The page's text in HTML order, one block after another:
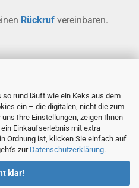
rund läuft wie ein Keks aus dem
ein – die digitalen, nicht die zum
Ihre Einstellungen, zeigen Ihnen
Einkaufserlebnis mit extra
Ordnung ist, klicken Sie einfach auf
zur Datenschutzerklärung.
klar!
Rückruf vereinbaren.